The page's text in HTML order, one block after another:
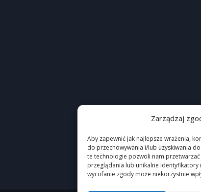
Zarządzaj
Aby zapewnić jak najlepsze wrażenia,
do przechowywania i/lub uzyskiwania
te technologie pozwoli nam
przeglądania lub unikalne
wycofanie zgody może niekorzystnie